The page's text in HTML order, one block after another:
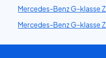
Mercedes-Benz G-klasse
Mercedes-Benz G-klasse